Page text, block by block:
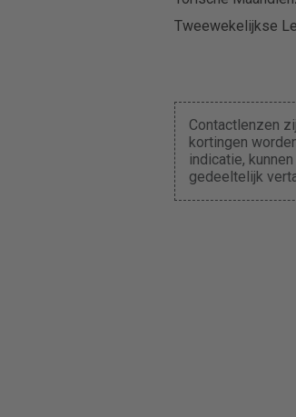
Tweewekelijkse
Contactlenzen
kortingen
indicatie,
gedeeltelijk